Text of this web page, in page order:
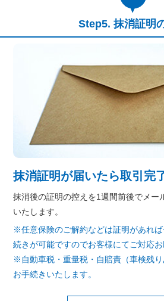
抹消証明
抹消証明が届いたら取引完
抹消後の証明の控えを1週間前後でメー
いたします。
※任意保険のご解約などは証明があれ
続きが可能ですのでお客様にてご対応お
※自動車税・重量税・自賠責（車検残
お手続きいたします。